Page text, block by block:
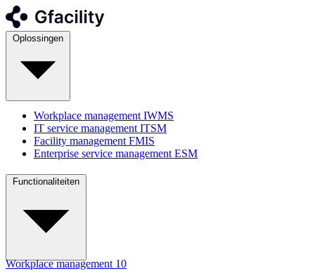
Workplace management IWMS
IT service management ITSM
Facility management FMIS
Enterprise service management ESM
Workplace management 10